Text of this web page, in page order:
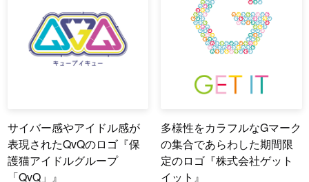
サイバー感やアイドル感が
表現されたQvQのロゴ『保
護猫アイドルグループ
「QvQ」』
多様性をカラフルなGマーク
の集合であらわした期間限
定のロゴ『株式会社ゲット
イット』